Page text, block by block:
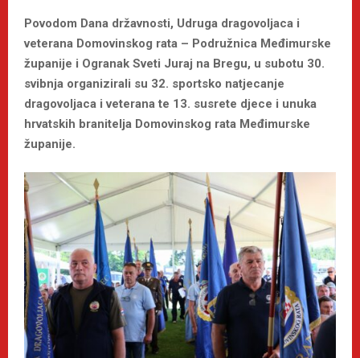
Povodom Dana državnosti, Udruga dragovoljaca i
veterana Domovinskog rata – Podružnica Međimurske
županije i Ogranak Sveti Juraj na Bregu, u subotu 30.
svibnja organizirali su 32. sportsko natjecanje
dragovoljaca i veterana te 13. susrete djece i unuka
hrvatskih branitelja Domovinskog rata Međimurske
županije.